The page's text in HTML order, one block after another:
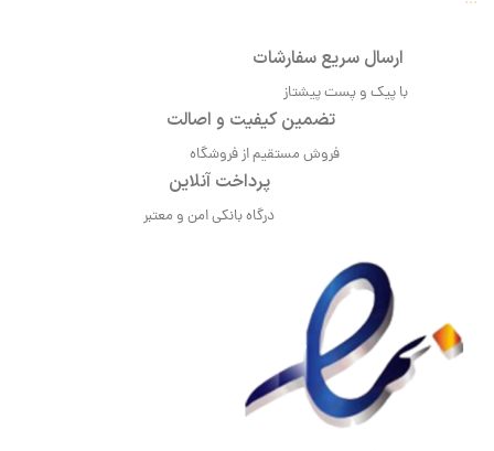
ارسال سریع سفارشات
با پیک و پست پیشتاز
تضمین کیفیت و اصالت
فروش مستقیم از فروشگاه
پرداخت آنلاین
درگاه بانکی امن و معتبر